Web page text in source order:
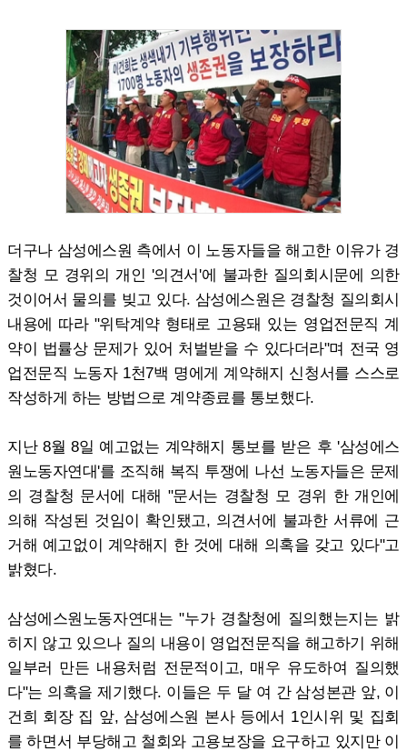
더구나 삼성에스원 측에서 이 노동자들을 해고한 이유가 경
찰청 모 경위의 개인 '의견서'에 불과한 질의회시문에 의한
것이어서 물의를 빚고 있다. 삼성에스원은 경찰청 질의회시
내용에 따라 "위탁계약 형태로 고용돼 있는 영업전문직 계
약이 법률상 문제가 있어 처벌받을 수 있다더라"며 전국 영
업전문직 노동자 1천7백 명에게 계약해지 신청서를 스스로
작성하게 하는 방법으로 계약종료를 통보했다.
지난 8월 8일 예고없는 계약해지 통보를 받은 후 '삼성에스
원노동자연대'를 조직해 복직 투쟁에 나선 노동자들은 문제
의 경찰청 문서에 대해 "문서는 경찰청 모 경위 한 개인에
의해 작성된 것임이 확인됐고, 의견서에 불과한 서류에 근
거해 예고없이 계약해지 한 것에 대해 의혹을 갖고 있다"고
밝혔다.
삼성에스원노동자연대는 "누가 경찰청에 질의했는지는 밝
히지 않고 있으나 질의 내용이 영업전문직을 해고하기 위해
일부러 만든 내용처럼 전문적이고, 매우 유도하여 질의했
다"는 의혹을 제기했다. 이들은 두 달 여 간 삼성본관 앞, 이
건희 회장 집 앞, 삼성에스원 본사 등에서 1인시위 및 집회
를 하면서 부당해고 철회와 고용보장을 요구하고 있지만 이